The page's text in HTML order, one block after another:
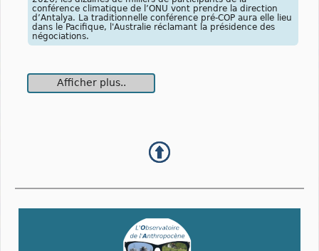
conférence climatique de l’ONU vont prendre la direction
d’Antalya. La traditionnelle conférence pré-COP aura elle lieu
dans le Pacifique, l'Australie réclamant la présidence des
négociations.
Afficher plus..